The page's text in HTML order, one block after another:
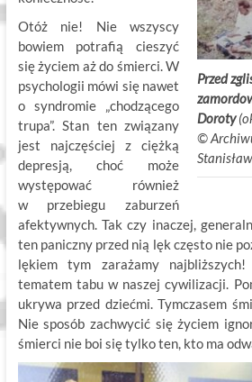
Przed
Doroty
©.
Otóż nie! Nie wszyscy
bowiem potrafią cieszyć
się życiem aż do śmierci. W
psychologii mówi się nawet
o syndromie „chodzącego
trupa”. Stan ten związany
jest najczęściej z ciężką
depresją, choć może
występować również
w przebiegu zaburzeń
afektywnych. Tak czy inaczej,
ten paniczny przed nią lęk często nie
lękiem tym zarażamy
tematem tabu w naszej cywilizacji.
ukrywa przed dziećmi. Tymczasem
Nie sposób zachwycić się życiem
śmierci nie boi się tylko ten, kto ma